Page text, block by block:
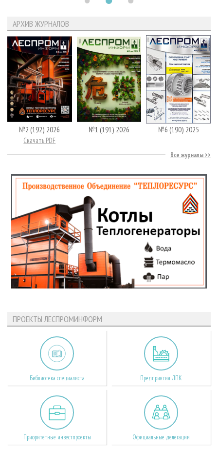
АРХИВ ЖУРНАЛОВ
№2 (192) 2026
Скачать PDF
№1 (191) 2026 №6 (190) 2025
Все журналы
ПРОЕКТЫ ЛЕСПРОМИНФОРМ
Библиотека специалиста Предприятия ЛПК
Приоритетные инвестпроекты Официальные делегации